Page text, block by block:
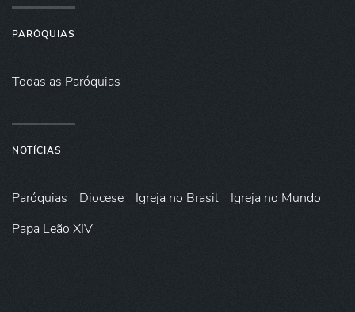
PARÓQUIAS
Todas as Paróquias
NOTÍCIAS
Paróquias Diocese Igreja no Brasil
Igreja no Mundo
Papa Leão XIV